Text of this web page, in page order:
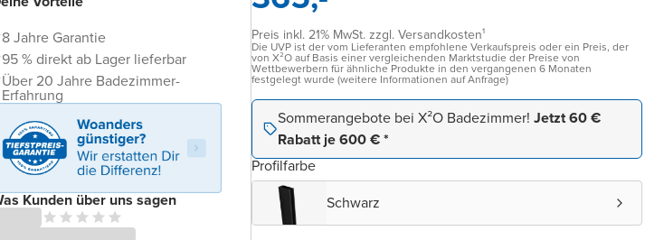
8 Jahre Garantie
95 % direkt ab Lager lieferbar
Über 20 Jahre Badezimmer-
Erfahrung
Kunden über uns sagen
Preis inkl. 21% MwSt. zzgl. Versandkosten¹
Die UVP ist der vom Lieferanten empfohlene Verkaufspreis oder ein Preis, der
von X²O auf Basis einer vergleichenden Marktstudie der Preise von
Wettbewerbern für ähnliche Produkte in den vergangenen 6 Monaten
festgelegt wurde (weitere Informationen auf Anfrage)
Sommerangebote bei X²O Badezimmer! Jetzt 60 €
Rabatt je 600 € *
Profilfarbe
Schwarz